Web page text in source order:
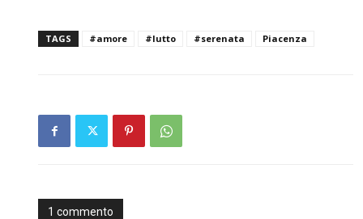
TAGS #amore #lutto #serenata Piacenza
1 commento